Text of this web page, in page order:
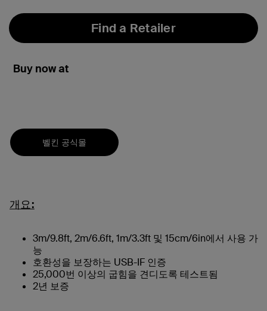
Find a Retailer
Buy now at
벨킨 공식몰
개요:
3m/9.8ft, 2m/6.6ft, 1m/3.3ft 및 15cm/6in에서 사용 가
능
호환성을 보장하는 USB-IF 인증
25,000번 이상의 굽힘을 견디도록 테스트됨
2년 보증